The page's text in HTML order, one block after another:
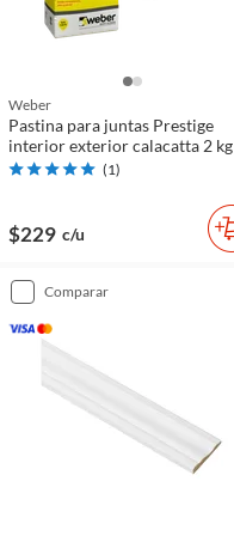
Weber
Pastina para juntas Prestige
interior exterior calacatta 2 kg
(1)
$229 c/u
comparar